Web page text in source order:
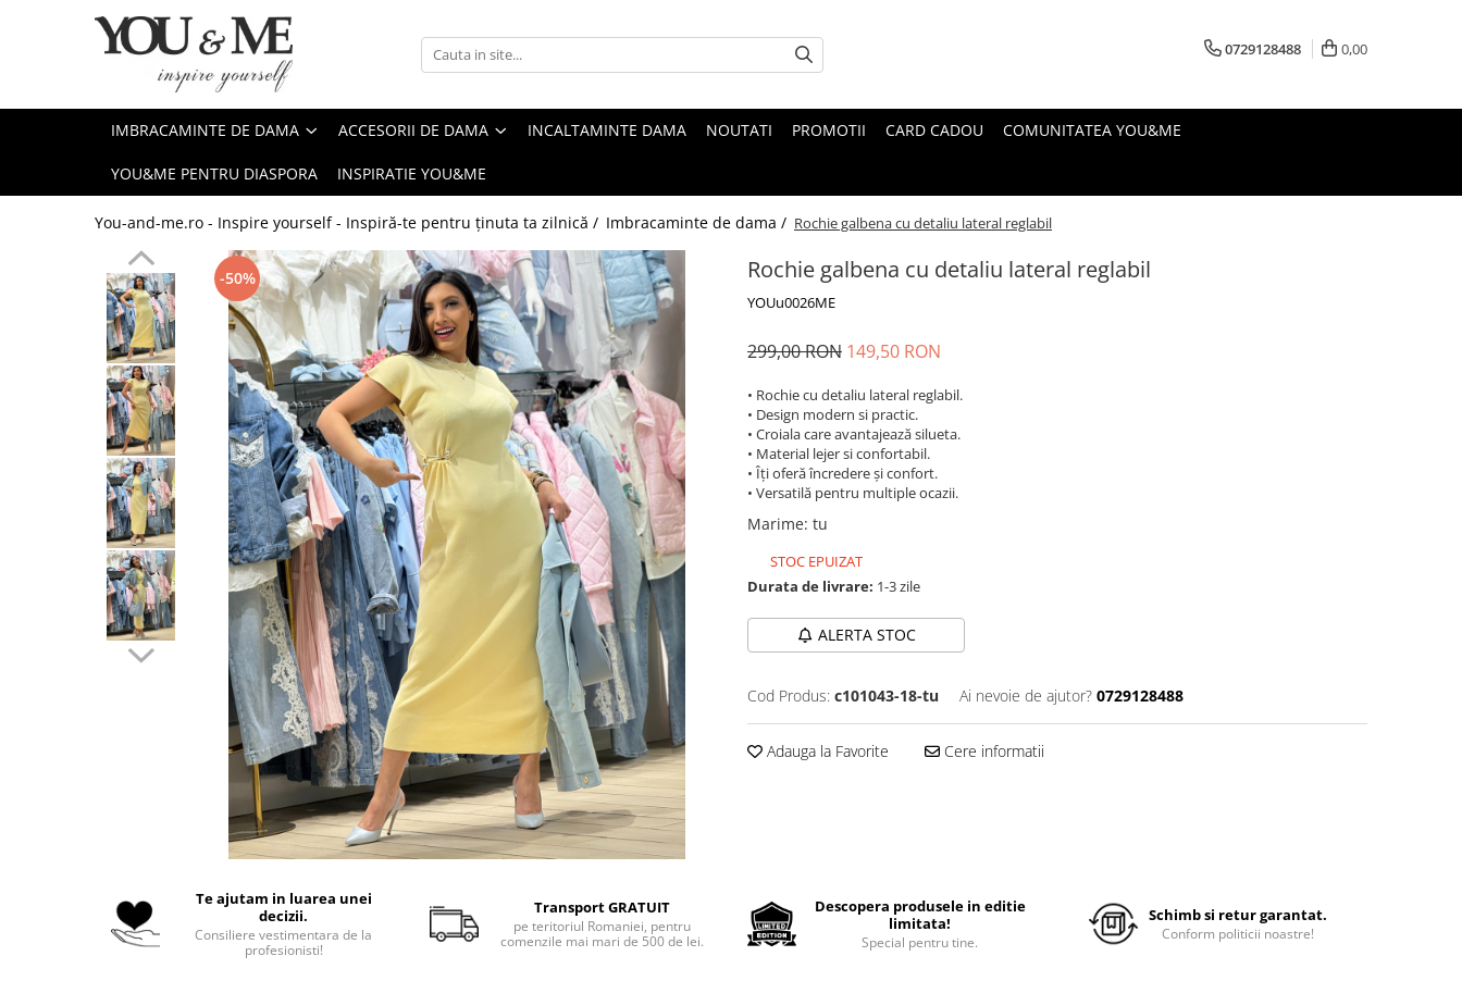
Imbracaminte de dama
Geci si jachete
Rochii de zi
Rochii de eveniment
Compleuri si costume
Tricouri si topuri
Costume de baie
Accesorii de dama
Coliere si brose
0729128488 0,00
IMBRACAMINTE DE DAMA ACCESORII DE DAMA INCALTAMINTE DAMA NOUTATI PROMOTII CARD CADOU COMUNITATEA YOU&ME
YOU&ME PENTRU DIASPORA INSPIRATIE YOU&ME
You-and-me.ro - Inspire yourself - Inspiră-te pentru ținuta ta zilnică / Imbracaminte de dama / Rochie galbena cu detaliu lateral reglabil
Rochie galbena cu detaliu lateral reglabil
YOUu0026ME
-50%
299,00 RON 149,50 RON
• Rochie cu detaliu lateral reglabil.
• Design modern si practic.
• Croiala care avantajează silueta.
• Material lejer si confortabil.
• Îți oferă încredere și confort.
• Versatilă pentru multiple ocazii.
Marime: tu
STOC EPUIZAT
Durata de livrare: 1-3 zile
ALERTA STOC
Cod Produs: c101043-18-tu Ai nevoie de ajutor? 0729128488
Adauga la Favorite Cere informatii
Te ajutam in luarea unei
decizii.
Consiliere vestimentara de la
profesionisti!
Transport GRATUIT
pe teritoriul Romaniei, pentru
comenzile mai mari de 500 de lei.
Descopera produsele in editie
limitata!
Special pentru tine.
Schimb si retur garantat.
Conform politicii noastre!